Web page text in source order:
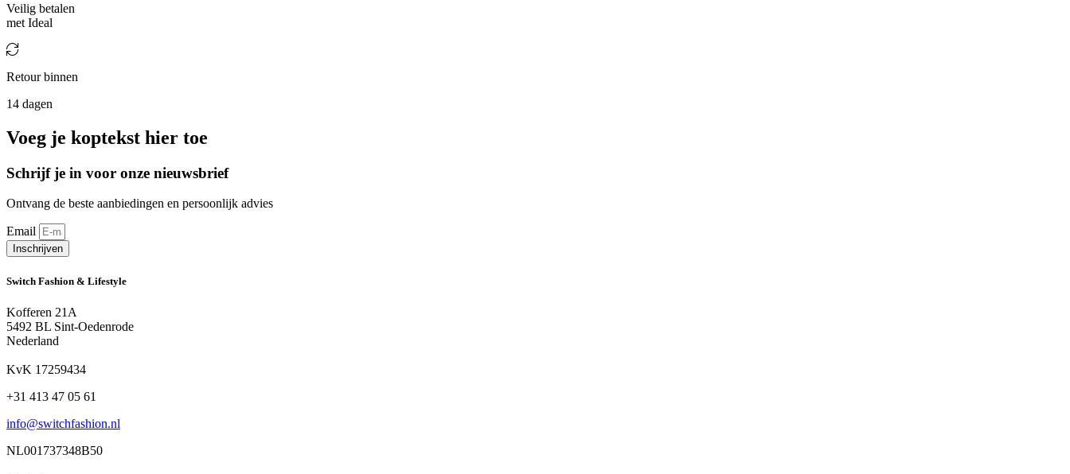
Veilig betalen
met Ideal
Retour binnen
14 dagen
Voeg je koptekst hier toe
Schrijf je in voor onze nieuwsbrief
Ontvang de beste aanbiedingen en persoonlijk advies
Email
Inschrijven
Switch Fashion & Lifestyle
Kofferen 21A
5492 BL Sint-Oedenrode
Nederland
KvK 17259434
+31 413 47 05 61
info@switchfashion.nl
NL001737348B50